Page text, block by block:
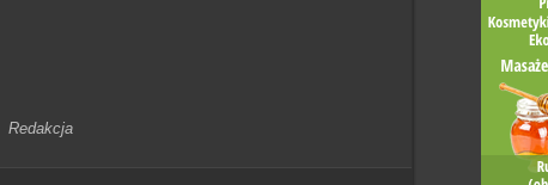
Redakcja